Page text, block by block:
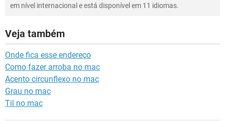
em nível internacional e está disponível em 11 idiomas.
Veja também
Onde fica esse endereço
Como fazer arroba no mac
Acento circunflexo no mac
Grau no mac
Til no mac